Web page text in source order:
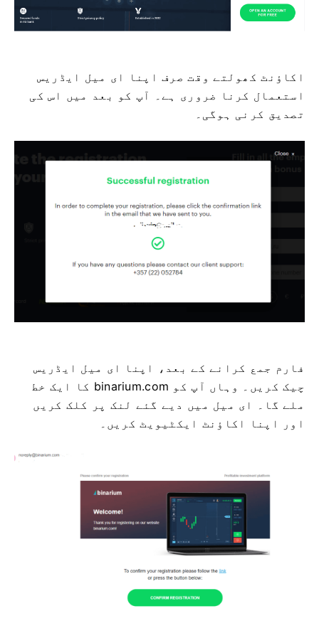
اکاؤنٹ کھولتے وقت صرف اپنا ای میل ایڈریس
استعمال کرنا ضروری ہے۔ آپ کو بعد میں اس کی
تصدیق کرنی ہوگی۔
فارم جمع کرانے کے بعد، اپنا ای میل ایڈریس
چیک کریں۔ وہاں آپ کو binarium.com کا ایک خط
ملے گا۔ ای میل میں دیے گئے لنک پر کلک کریں
اور اپنا اکاؤنٹ ایکٹیویٹ کریں۔